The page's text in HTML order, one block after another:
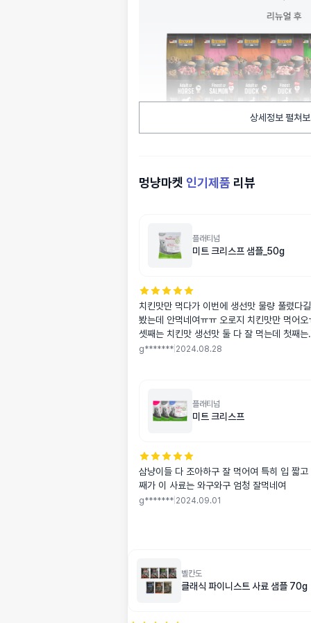
상세정보 펼쳐
멍냥마켓 인기제품 리뷰
플래티넘
미트 크리스프 샘플_50g
치킨맛만 먹다가 이번에 생선맛 물량 풀렸다
봤는데 안먹네여ㅠㅠ 오로지 치킨맛만 먹어
셋째는 치킨맛 생선맛 둘 다 잘 먹는데 첫째
향이 아닌가봅니댜ㅜ
g******* 2024.08.28
플래티넘
미트 크리스프
삼냥이들 다 조아하구 잘 먹어여 특히 입 짧
째가 이 사료는 와구와구 엄청 잘먹네여
g******* 2024.09.01
벨칸도
클래식 파이니스트 사료 샘플 70g